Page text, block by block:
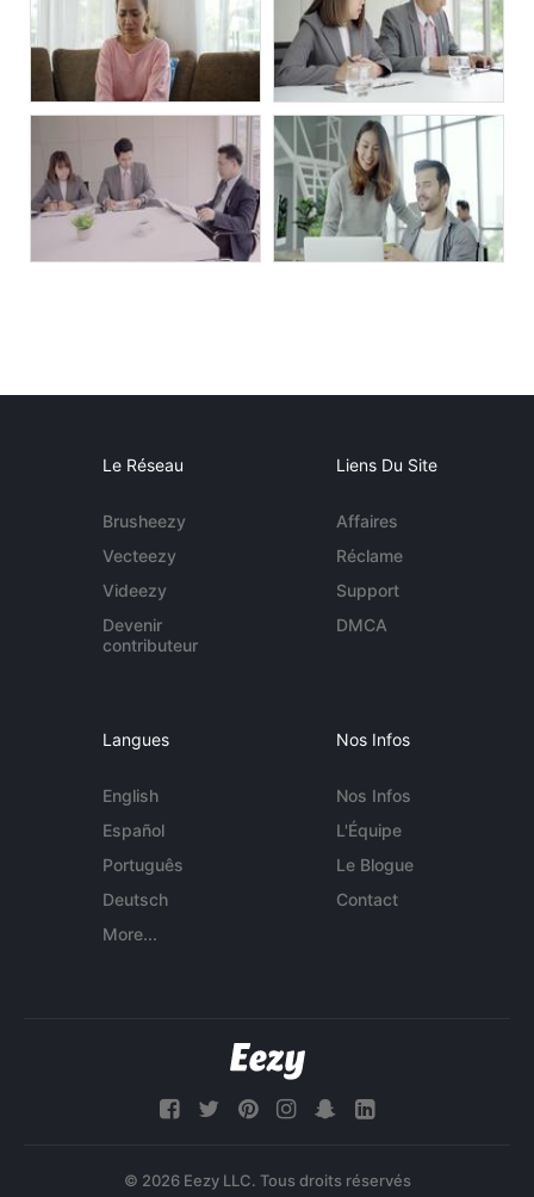
Le Réseau
Brusheezy
Vecteezy
Videezy
Devenir
contributeur
Liens Du Site
Affaires
Réclame
Support
DMCA
Langues
English
Español
Português
Deutsch
More...
Nos Infos
Nos Infos
L'Équipe
Le Blogue
Contact
© 2026 Eezy LLC. Tous droits réservés